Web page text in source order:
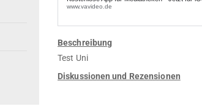
Beschreibung
Test Uni
Diskussionen und Rezensionen